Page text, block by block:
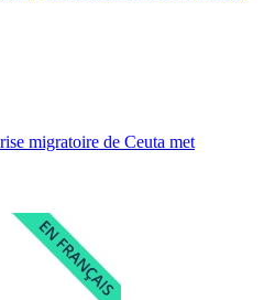
migratoire de Ceuta met